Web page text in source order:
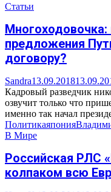
Статьи
предложения
договору?
Sandra13.09.2018
Кадровый разведчик
озвучит только что
именно так начал
Политикаяпония
В Мире
Российская РЛС
колпаком всю